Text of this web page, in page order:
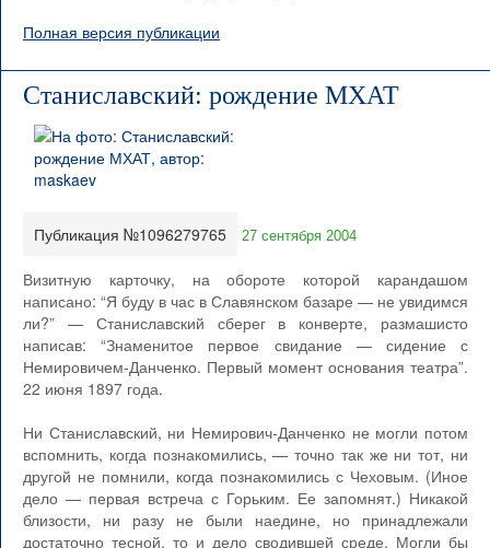
Полная версия публикации
Станиславский: рождение МХАТ
Публикация №1096279765 27 сентября 2004
Визитную карточку, на обороте которой карандашом
написано: “Я буду в час в Славянском базаре — не увидимся
ли?” — Станиславский сберег в конверте, размашисто
написав: “Знаменитое первое свидание — сидение с
Немировичем-Данченко. Первый момент основания театра”.
22 июня 1897 года.
Ни Станиславский, ни Немирович-Данченко не могли потом
вспомнить, когда познакомились, — точно так же ни тот, ни
другой не помнили, когда познакомились с Чеховым. (Иное
дело — первая встреча с Горьким. Ее запомнят.) Никакой
близости, ни разу не были наедине, но принадлежали
достаточно тесной, то и дело сводившей среде. Могли бы